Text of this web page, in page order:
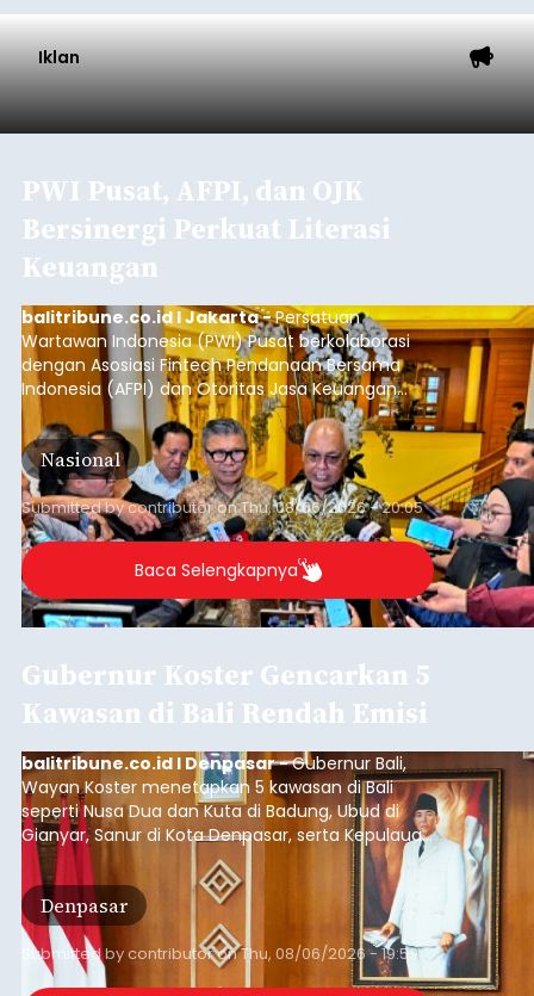
Iklan
PWI Pusat, AFPI, dan OJK
Bersinergi Perkuat Literasi
Keuangan
balitribune.co.id I Jakarta -Persatuan
Wartawan Indonesia (PWI) Pusat berkolaborasi
dengan Asosiasi Fintech Pendanaan Bersama
Indonesia (AFPI) dan Otoritas Jasa Keuangan
(OJK) menggelar Workshop bertajuk "Pintar
untuk Inklusi Keuangan: Jurnalisme untuk
Kepentingan Publik" di Aryaduta Hotel (Tugu
Tani) Jakarta, Kamis (6/8/2026).
Nasional
Submitted bycontributoronThu, 08/06/2026 - 20:05
Baca Selengkapnya
Gubernur Koster Gencarkan 5
Kawasan di Bali Rendah Emisi
balitribune.co.id I Denpasar -Gubernur Bali,
Wayan Koster menetapkan 5 kawasan di Bali
seperti Nusa Dua dan Kuta di Badung, Ubud di
Gianyar, Sanur di Kota Denpasar, serta Kepulauan
Nusa Penida Klungkung sebagai kawasan rendah
emisi.
Denpasar
Submitted bycontributoronThu, 08/06/2026 - 19:59